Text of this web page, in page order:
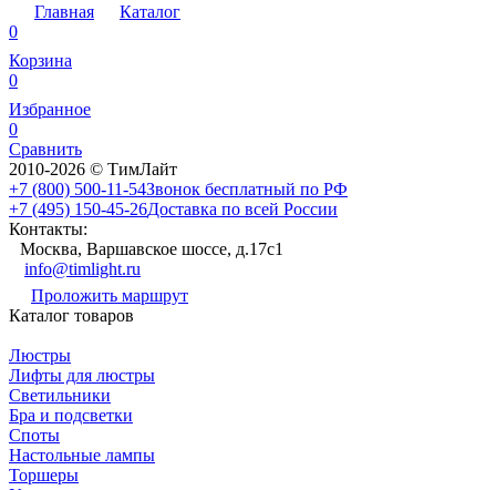
Главная
Каталог
0
Корзина
0
Избранное
0
Сравнить
2010-2026 © ТимЛайт
+7 (800) 500-11-54Звонок бесплатный по РФ
+7 (495) 150-45-26Доставка по всей России
Контакты:
Москва, Варшавское шоссе, д.17c1
info@timlight.ru
Проложить маршрут
Каталог товаров
Люстры
Лифты для люстры
Светильники
Бра и подсветки
Споты
Настольные лампы
Торшеры